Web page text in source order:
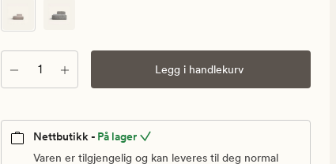
pris
8
999,90
kr
Antall Legg i handlekurv
Nettbutikk - På lager
Varen er tilgjengelig og kan leveres til deg normal